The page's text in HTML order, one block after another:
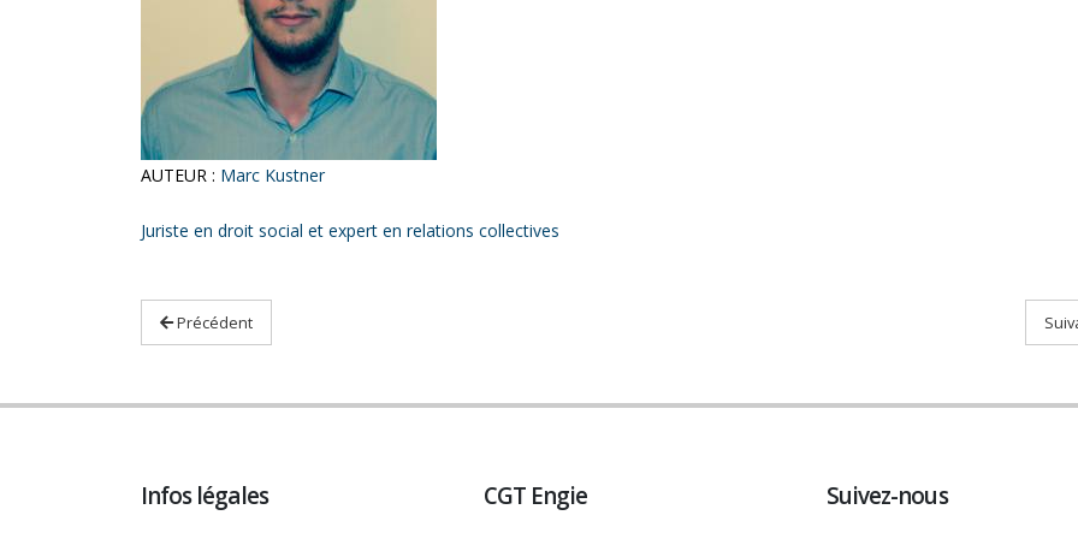
AUTEUR : Marc Kustner
Juriste en droit social et expert en relations collectives
Précédent
Infos légales CGT Engie Suivez-nous